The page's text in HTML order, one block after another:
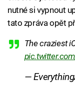
nutné si vypnout
tato zpráva opět
The craziest
—